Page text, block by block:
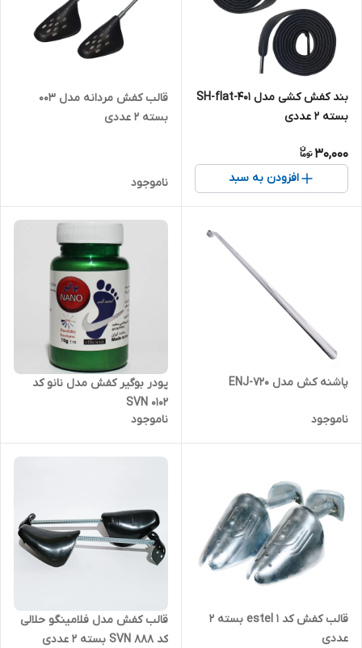
بند کفش کشی مدل SH-flat-401
بسته 2 عددی
30,000
افزودن به سبد
قالب کفش مردانه مدل 003
بسته 2 عددی
ناموجود
پاشنه کش مدل ENJ-720
ناموجود
پودر بوگیر کفش مدل نانو کد
SVN 0102
ناموجود
قالب کفش کد estel 1 بسته 2
عددی
قالب کفش مدل فلامینگو حلالی
کد SVN 888 بسته 2 عددی